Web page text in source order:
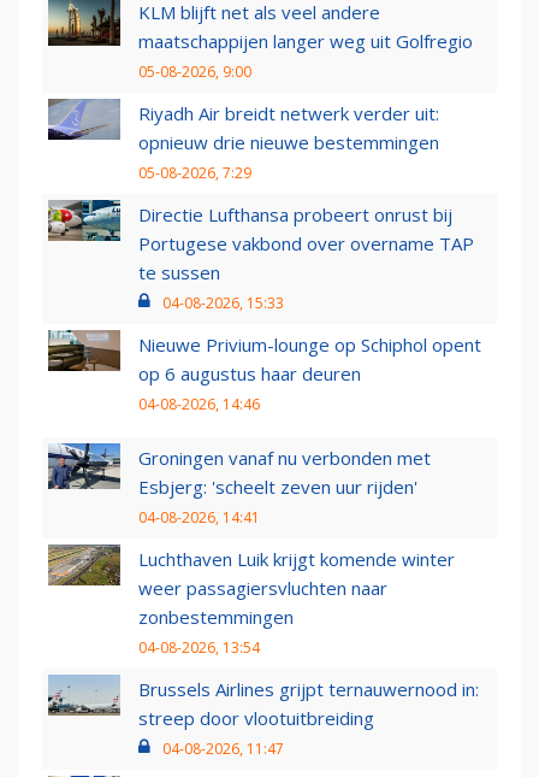
KLM blijft net als veel andere
maatschappijen langer weg uit Golfregio
05-08-2026, 9:00
Riyadh Air breidt netwerk verder uit:
opnieuw drie nieuwe bestemmingen
05-08-2026, 7:29
Directie Lufthansa probeert onrust bij
Portugese vakbond over overname TAP
te sussen
04-08-2026, 15:33
Nieuwe Privium-lounge op Schiphol opent
op 6 augustus haar deuren
04-08-2026, 14:46
Groningen vanaf nu verbonden met
Esbjerg: 'scheelt zeven uur rijden'
04-08-2026, 14:41
Luchthaven Luik krijgt komende winter
weer passagiersvluchten naar
zonbestemmingen
04-08-2026, 13:54
Brussels Airlines grijpt ternauwernood in:
streep door vlootuitbreiding
04-08-2026, 11:47